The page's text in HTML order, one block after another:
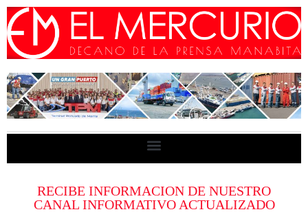
RECIBE INFORMACION DE NUESTRO
CANAL INFORMATIVO ACTUALIZADO